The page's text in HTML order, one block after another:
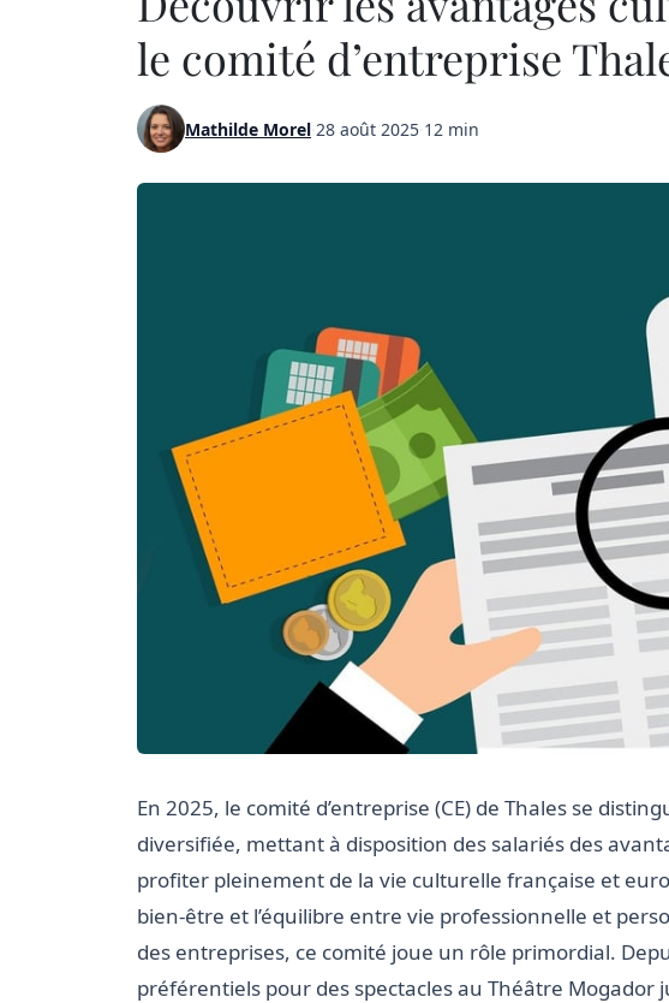
le comité d’entreprise
Mathilde Morel 28 août 2025 12 min
En 2025, le comité d’entreprise (CE) de Thales se
diversifiée, mettant à disposition des salariés des
profiter pleinement de la vie culturelle française et
bien-être et l’équilibre entre vie professionnelle et
des entreprises, ce comité joue un rôle primordial.
préférentiels pour des spectacles au Théâtre Mogador